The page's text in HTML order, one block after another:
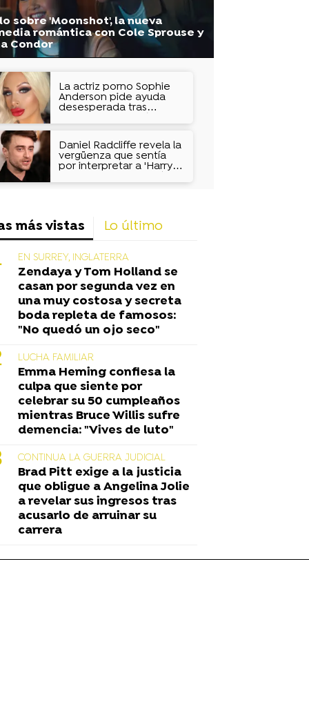
sobre 'Moonshot', la nueva
romántica con Cole Sprouse y
Condor
La actriz porno Sophie
Anderson pide ayuda
desesperada tras
"Mi carrera está
arruinada"
Daniel Radcliffe revela la
vergüenza que sentía
por interpretar a 'Harry
guay del mundo"
más vistas Lo último
EN SURREY, INGLATERRA
Zendaya y Tom Holland se
casan por segunda vez en
una muy costosa y secreta
boda repleta de famosos:
"No quedó un ojo seco"
LUCHA FAMILIAR
Emma Heming confiesa la
culpa que siente por
celebrar su 50 cumpleaños
mientras Bruce Willis sufre
demencia: "Vives de luto"
CONTINUA LA GUERRA JUDICIAL
Brad Pitt exige a la justicia
que obligue a Angelina Jolie
a revelar sus ingresos tras
acusarlo de arruinar su
carrera